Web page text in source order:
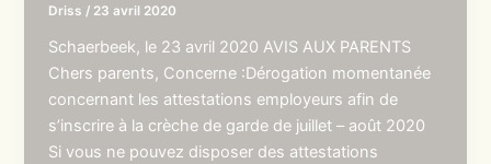
Driss / 23 avril 2020
Schaerbeek, le 23 avril 2020 AVIS AUX PARENTS
Chers parents, Concerne :Dérogation momentanée
concernant les attestations employeurs afin de
s’inscrire à la crèche de garde de juillet – août 2020
Si vous ne pouvez disposer des attestations